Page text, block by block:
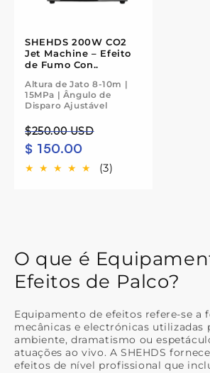
SHEHDS 200W CO2
Jet Machine – Efeito
de Fumo Con..
Altura de Jato 8-10m |
15MPa | Ângulo de
Disparo Ajustável
Preço
normal
$250.00 USD
Preço
de
saldo
$ 150.00
(3)
O que é
Efeitos de Palco?
Equipamento de efeitos refere-se a
mecânicas e electrónicas utilizadas
ambiente, dramatismo ou
atuações ao vivo. A SHEHDS
efeitos de nível profissional que